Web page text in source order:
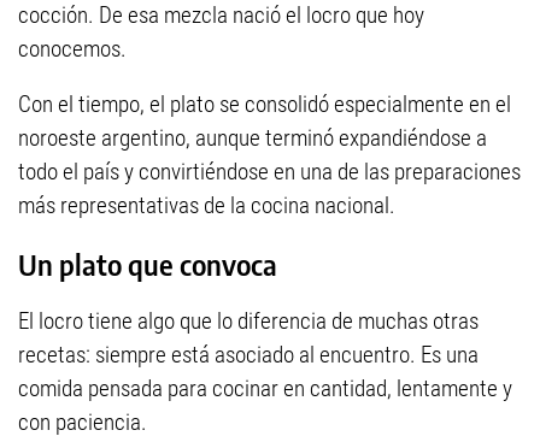
cocción. De esa mezcla nació el locro que hoy
conocemos.
Con el tiempo, el plato se consolidó especialmente en el
noroeste argentino, aunque terminó expandiéndose a
todo el país y convirtiéndose en una de las preparaciones
más representativas de la cocina nacional.
Un plato que convoca
El locro tiene algo que lo diferencia de muchas otras
recetas: siempre está asociado al encuentro. Es una
comida pensada para cocinar en cantidad, lentamente y
con paciencia.